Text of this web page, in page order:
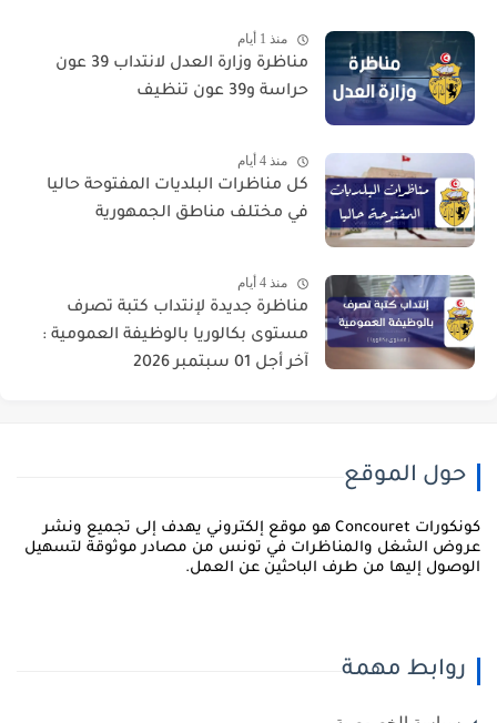
منذ 1 أيام
مناظرة وزارة العدل لانتداب 39 عون
حراسة و39 عون تنظيف
منذ 4 أيام
كل مناظرات البلديات المفتوحة حاليا
في مختلف مناطق الجمهورية
منذ 4 أيام
مناظرة جديدة لإنتداب كتبة تصرف
مستوى بكالوريا بالوظيفة العمومية :
آخر أجل 01 سبتمبر 2026
حول الموقع
كونكورات Concouret هو موقع إلكتروني يهدف إلى تجميع ونشر
الشغل والمناظرات في تونس من مصادر موثوقة لتسهيل
إليها من طرف الباحثين عن العمل.
روابط مهمة